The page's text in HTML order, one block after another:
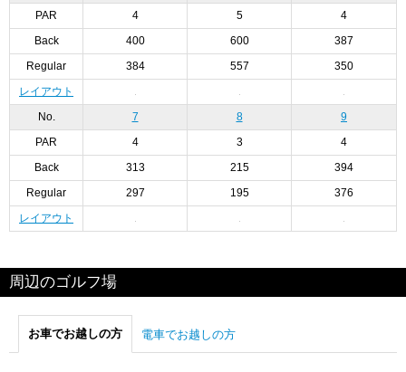
PAR 4 5 4
Back 400 600 387
Regular 384 557 350
レイアウト
No. 7 8 9
PAR 4 3 4
Back 313 215 394
Regular 297 195 376
レイアウト
周辺のゴルフ場
お車でお越しの方 電車でお越しの方